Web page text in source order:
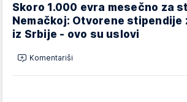
Skoro 1.000 evra mesečno za
Nemačkoj: Otvorene stipendije
iz Srbije - ovo su uslovi
Komentariši